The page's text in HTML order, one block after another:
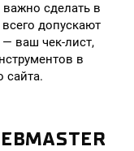
сделать в
допускают
— ваш чек-лист,
в
сайта.